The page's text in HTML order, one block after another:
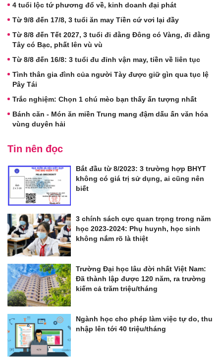
4 tuổi lộc tứ phương đổ về, kinh doanh đại phát
Từ 9/8 đến 17/8, 3 tuổi ăn may Tiền cứ vơi lại đầy
Từ 8/8 đến Tết 2027, 3 tuổi đi đằng Đông có Vàng, đi đằng
Tây có Bạc, phất lên vù vù
Từ 8/8 đến 16/8: 3 tuổi đu đỉnh vận may, tiền về liên tục
Tình thân gia đình của người Tày được giữ gìn qua tục lệ
Pây Tái
Trắc nghiệm: Chọn 1 chú mèo bạn thấy ấn tượng nhất
Bánh căn - Món ăn miền Trung mang đậm dấu ấn văn hóa
vùng duyên hải
Tin nên đọc
Bắt đầu từ 8/2023: 3 trường hợp BHYT
không có giá trị sử dụng, ai cũng nên
biết
3 chính sách cực quan trọng trong năm
học 2023-2024: Phụ huynh, học sinh
không nắm rõ là thiệt
Trường Đại học lâu đời nhất Việt Nam:
Đã thành lập được 120 năm, ra trường
kiếm cả trăm triệu/tháng
Ngành học cho phép làm việc tự do, thu
nhập lên tới 40 triệu/tháng